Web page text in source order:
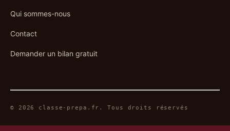
Qui sommes-nous
Contact
Demander un bilan gratuit
© 2026 classe-prepa.fr. Tous droits réservés